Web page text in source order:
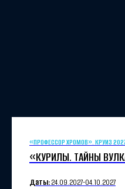
«ПРОФЕССОР ХРОМОВ». КРУИЗ
«КУРИЛЫ. ТАЙНЫ
Даты:24.09.2027-04.10.2027